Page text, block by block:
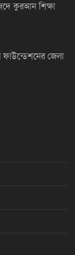
কুরআন শিক্ষা
ফাউন্ডেশনের জেলা